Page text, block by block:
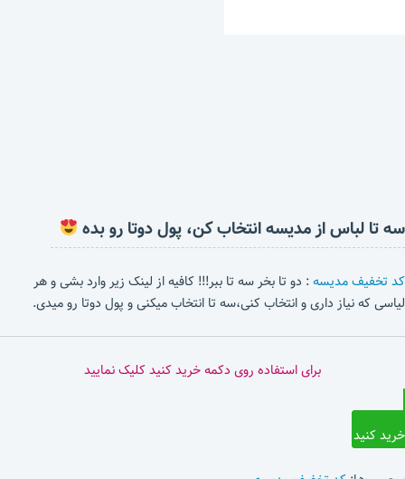
سه تا لباس از مدیسه انتخاب کن، پول دوتا رو بده
کد تخفیف مدیسه: دو تا بخر سه تا ببر!!! کافیه از لینک زیر وارد بشی و هر
لیاسی که نیاز داری و انتخاب کنی،سه تا انتخاب میکنی و پول دوتا رو میدی.
برای استفاده روی دکمه خرید کنید کلیک نمایید
خرید کنید